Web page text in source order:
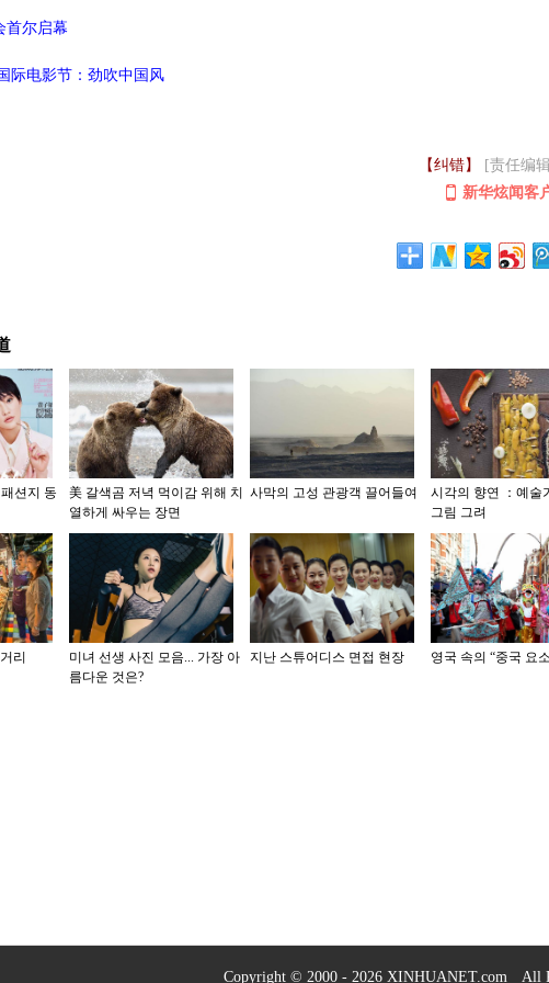
首尔启幕
际电影节：劲吹中国风
【纠错】
[责任编
新华炫闻客
션지 동
美 갈색곰 저녁 먹이감 위해 치
열하게 싸우는 장면
사막의 고성 관광객 끌어들여
시각의 향연 ：예술
그림 그려
리
미녀 선생 사진 모음... 가장 아
름다운 것은?
지난 스튜어디스 면접 현장 영국 속의 “중국 요
Copyright © 2000 - 2026 XINHUANET.com All